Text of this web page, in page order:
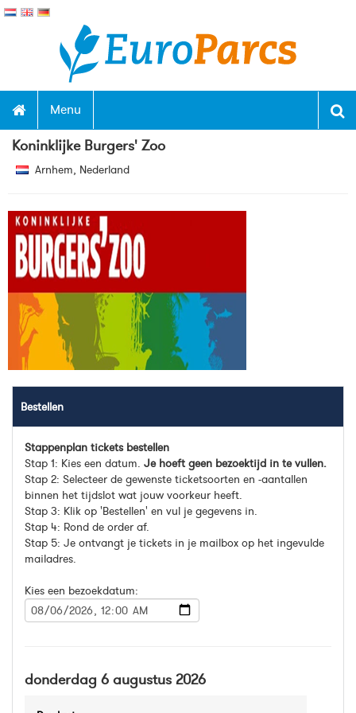
Menu
Koninklijke Burgers' Zoo
Arnhem, Nederland
Bestellen
Stappenplan tickets bestellen
Stap 1: Kies een datum. Je hoeft geen bezoektijd in te vullen.
Stap 2: Selecteer de gewenste ticketsoorten en -aantallen
binnen het tijdslot wat jouw voorkeur heeft.
Stap 3: Klik op 'Bestellen' en vul je gegevens in.
Stap 4: Rond de order af.
Stap 5: Je ontvangt je tickets in je mailbox op het ingevulde
mailadres.
Kies een bezoekdatum:
donderdag 6 augustus 2026